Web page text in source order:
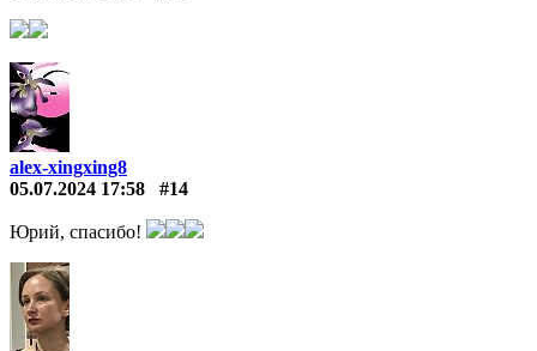
alex-xingxing8
05.07.2024 17:58
#14
Юрий, спасибо!